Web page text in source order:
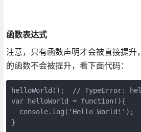
函数表达式
注意，只有函数声明才会被直接提升
的函数不会被提升，看下面代码：
helloWorld();  // TypeError:
var helloWorld = function(){
  console.log('Hello World!');
}